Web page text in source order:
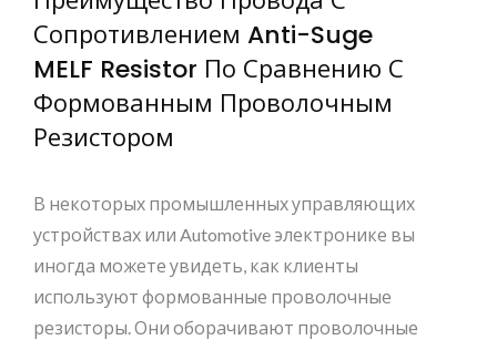
Сопротивлением Anti-Suge
MELF Resistor По Сравнению С
Формованным Проволочным
Резистором
В некоторых промышленных управляющих
устройствах или Automotive электронике вы
иногда можете увидеть, как клиенты
используют формованные проволочные
резисторы. Они оборачивают проволочные